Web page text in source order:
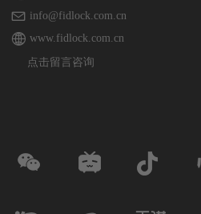
info@fidlock.com.cn
www.fidlock.com.cn
点击留言咨询